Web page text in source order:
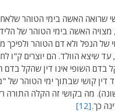
האשה בימי הטוהר
האשה בימי הטוהר של
של הנפל ולא דם הטוהר ולפיכך
עד שיצא הוולד. הם יוצרים
השופי אינו דין שהקל בדם
דין קושי שבתוך ימי הטוהר
מה בקושי זה הקלה
כך.[12]